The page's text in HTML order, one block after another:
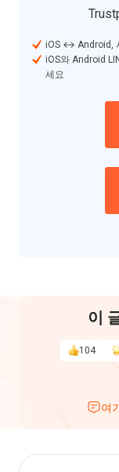
iOS ↔ Android,
iOS와 Android
세요
이
104
여